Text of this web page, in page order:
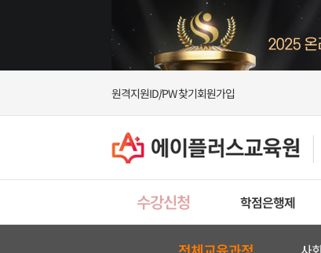
원격지원ID/PW 찾기회원가입
수강신청 학점은행제